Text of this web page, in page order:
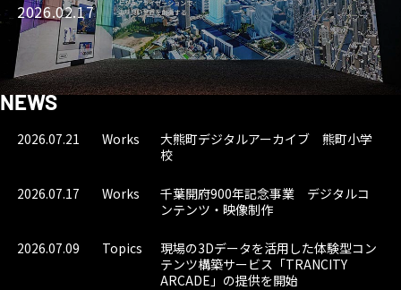
2026.02.17
NEWS
2026.07.21 Works
大熊町デジタルアーカイブ 熊町小学
校
2026.07.17 Works
千葉開府900年記念事業 デジタルコ
ンテンツ・映像制作
2026.07.09 Topics
現場の3Dデータを活用した体験型コン
テンツ構築サービス「TRANCITY
ARCADE」の提供を開始